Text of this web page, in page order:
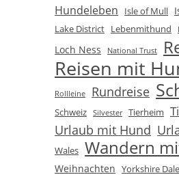
Hundeleben Isle of Mull
Lake District Lebenmithund
Loch Ness National Trust
Reisen mit
Rollleine Rundreise
Schweiz Silvester Tierheim
Urlaub mit Hund
Wales Wandern
Weihnachten Yorkshire